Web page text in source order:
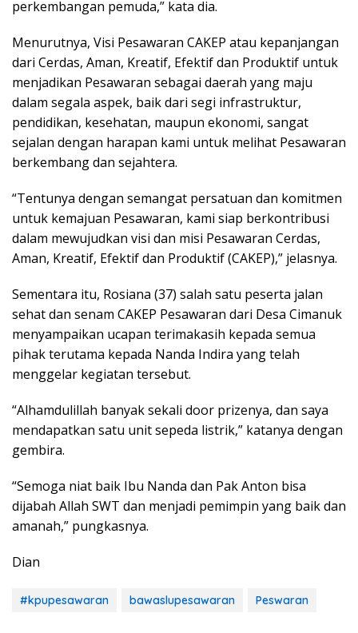
perkembangan pemuda,” kata dia.
Menurutnya, Visi Pesawaran CAKEP atau kepanjangan
dari Cerdas, Aman, Kreatif, Efektif dan Produktif untuk
menjadikan Pesawaran sebagai daerah yang maju
dalam segala aspek, baik dari segi infrastruktur,
pendidikan, kesehatan, maupun ekonomi, sangat
sejalan dengan harapan kami untuk melihat Pesawaran
berkembang dan sejahtera.
“Tentunya dengan semangat persatuan dan komitmen
untuk kemajuan Pesawaran, kami siap berkontribusi
dalam mewujudkan visi dan misi Pesawaran Cerdas,
Aman, Kreatif, Efektif dan Produktif (CAKEP),” jelasnya.
Sementara itu, Rosiana (37) salah satu peserta jalan
sehat dan senam CAKEP Pesawaran dari Desa Cimanuk
menyampaikan ucapan terimakasih kepada semua
pihak terutama kepada Nanda Indira yang telah
menggelar kegiatan tersebut.
“Alhamdulillah banyak sekali door prizenya, dan saya
mendapatkan satu unit sepeda listrik,” katanya dengan
gembira.
“Semoga niat baik Ibu Nanda dan Pak Anton bisa
dijabah Allah SWT dan menjadi pemimpin yang baik dan
amanah,” pungkasnya.
Dian
#kpupesawaran bawaslupesawaran Peswaran